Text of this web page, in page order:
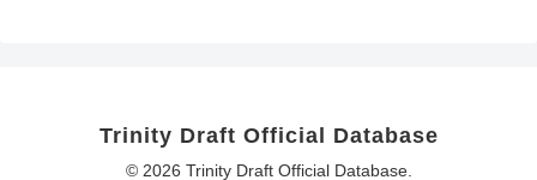
Trinity Draft Official Database
© 2026 Trinity Draft Official Database.